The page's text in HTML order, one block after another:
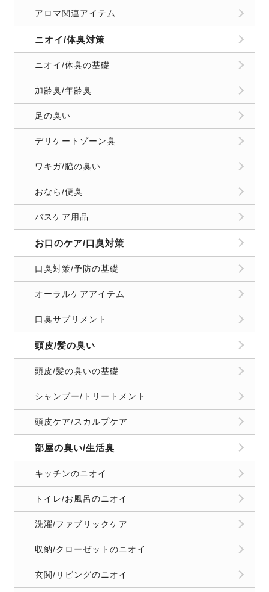
アロマ関連アイテム
ニオイ/体臭対策
ニオイ/体臭の基礎
加齢臭/年齢臭
足の臭い
デリケートゾーン臭
ワキガ/脇の臭い
おなら/便臭
バスケア用品
お口のケア/口臭対策
口臭対策/予防の基礎
オーラルケアアイテム
口臭サプリメント
頭皮/髪の臭い
頭皮/髪の臭いの基礎
シャンプー/トリートメント
頭皮ケア/スカルプケア
部屋の臭い/生活臭
キッチンのニオイ
トイレ/お風呂のニオイ
洗濯/ファブリックケア
収納/クローゼットのニオイ
玄関/リビングのニオイ